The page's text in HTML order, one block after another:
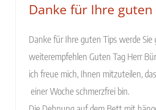
Danke für Ihre guten
Danke für Ihre guten Tips werde Sie
weiterempfehlen Guten Tag Herr
ich freue mich, Ihnen mitzuteilen,
einer Woche schmerzfrei bin.